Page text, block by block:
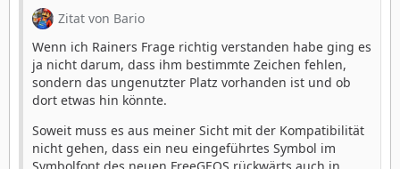
Zitat von Bario
Wenn ich Rainers Frage richtig verstanden habe ging es
ja nicht darum, dass ihm bestimmte Zeichen fehlen,
sondern das ungenutzter Platz vorhanden ist und ob
dort etwas hin könnte.
Soweit muss es aus meiner Sicht mit der Kompatibilität
nicht gehen, dass ein neu eingeführtes Symbol im